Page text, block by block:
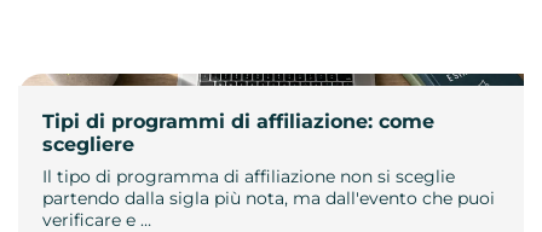
Tipi di programmi di affiliazione: come
scegliere
Il tipo di programma di affiliazione non si sceglie
partendo dalla sigla più nota, ma dall'evento che puoi
verificare e …